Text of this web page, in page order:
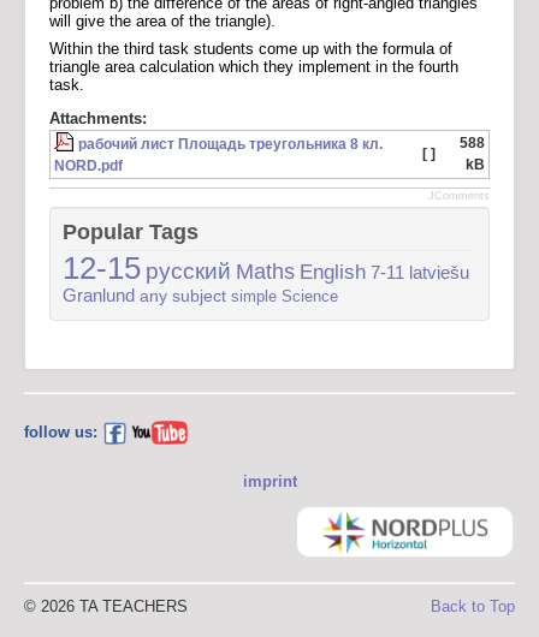
will give the area of the triangle).
Within the third task students come up with the formula of
triangle area calculation which they implement in the fourth
task.
Attachments:
рабочий лист Площадь треугольника 8 кл.
NORD.pdf
[ ]
588
kB
JComments
Popular Tags
12-15 русский Maths English 7-11 latviešu
Granlund any subject simple Science
follow us:
imprint
Back to Top
© 2026 TA TEACHERS